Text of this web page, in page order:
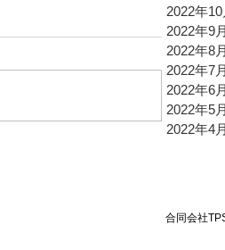
2022年10
2022年9月
2022年8月
2022年7月
2022年6月
2022年5月
2022年4月
合同会社TPSP TEL：
Mail